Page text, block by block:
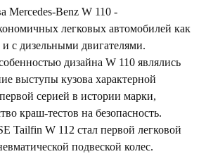
Mercedes-Benz W 110 -
легковых автомобилей как
с дизельными двигателями.
дизайна W 110 являлись
выступы кузова характерной
серией в истории марки,
краш-тестов на безопасность.
Tailfin W 112 стал первой легковой
подвеской колес.